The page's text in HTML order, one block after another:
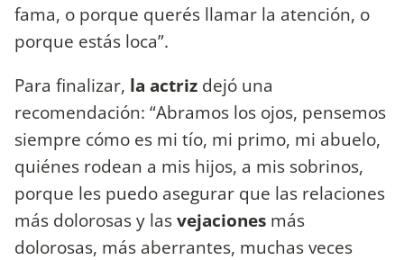
fama, o porque querés llamar la atención, o
porque estás loca”.
Para finalizar, la actriz dejó una
recomendación: “Abramos los ojos, pensemos
siempre cómo es mi tío, mi primo, mi abuelo,
quiénes rodean a mis hijos, a mis sobrinos,
porque les puedo asegurar que las relaciones
más dolorosas y lasvejaciones más
dolorosas, más aberrantes, muchas veces